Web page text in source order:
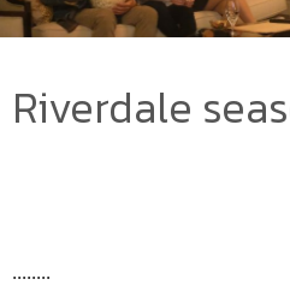
Riverdale
........